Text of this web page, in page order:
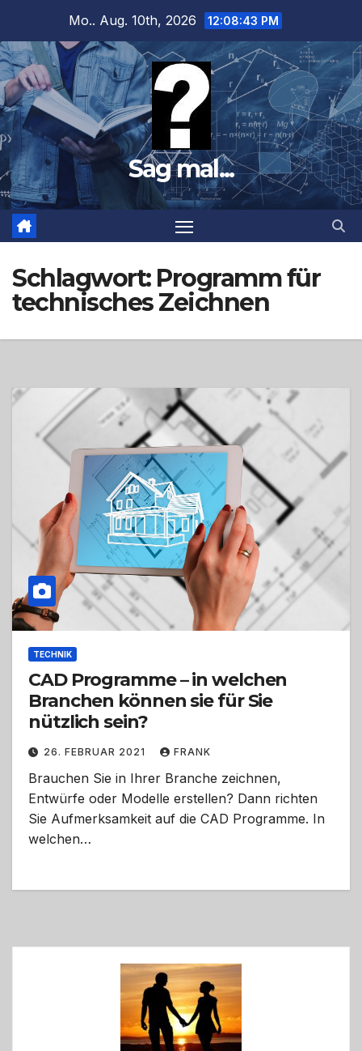
springen
Mo.. Aug. 10th, 2026 12:08:44 PM
Sag mal...
Schlagwort: Programm für
technisches Zeichnen
TECHNIK
CAD Programme – in welchen
Branchen können sie für Sie
nützlich sein?
26. FEBRUAR 2021 FRANK
Brauchen Sie in Ihrer Branche zeichnen,
Entwürfe oder Modelle erstellen? Dann richten
Sie Aufmerksamkeit auf die CAD Programme. In
welchen…